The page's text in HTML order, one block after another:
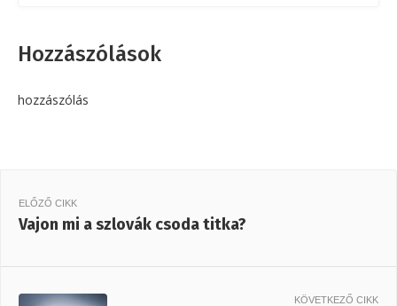
Hozzászólások
hozzászólás
ELŐZŐ CIKK
Vajon mi a szlovák csoda titka?
KÖVETKEZŐ CIKK